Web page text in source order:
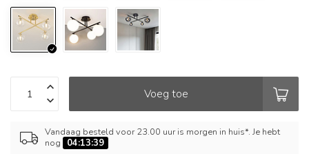
Voeg toe
Vandaag besteld voor 23.00 uur is morgen in huis*. Je hebt
nog
04:13:39